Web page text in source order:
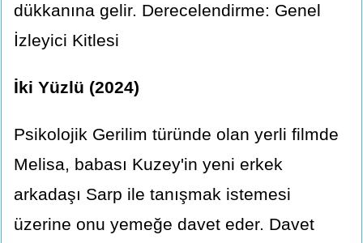
dükkanına gelir. Derecelendirme: Genel
İzleyici Kitlesi
İki Yüzlü (2024)
Psikolojik Gerilim türünde olan yerli filmde
Melisa, babası Kuzey'in yeni erkek
arkadaşı Sarp ile tanışmak istemesi
üzerine onu yemeğe davet eder. Davet